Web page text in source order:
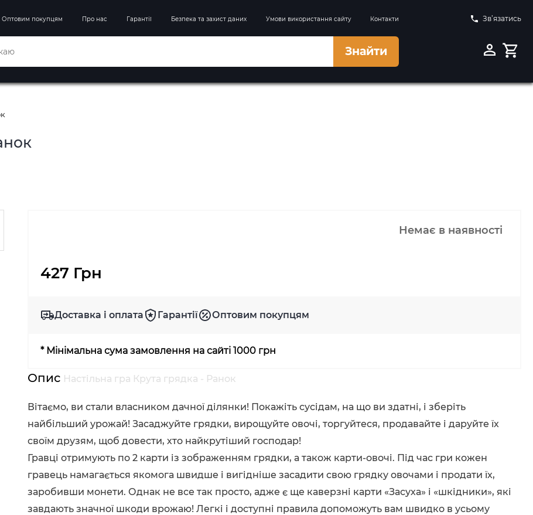
Оптовим покупцям Про нас Гарантії Безпека та захист даних Умови використання сайту Контакти Зв’язатись
Знайти
Немає в наявності
427 Грн
Доставка і оплата Гарантії Оптовим покупцям
* Мінімальна сума замовлення на сайті 1000 грн
Опис Настільна гра Крута грядка - Ранок
Вітаємо, ви стали власником дачної ділянки! Покажіть сусідам, на що ви здатні, і зберіть
найбільший урожай! Засаджуйте грядки, вирощуйте овочі, торгуйтеся, продавайте і даруйте їх
своїм друзям, щоб довести, хто найкрутіший господар!
Гравці отримують по 2 карти із зображенням грядки, а також карти-овочі. Під час гри кожен
гравець намагається якомога швидше і вигідніше засадити свою грядку овочами і продати їх,
заробивши монети. Однак не все так просто, адже є ще каверзні карти «Засуха» і «шкідники», які
завдають значної шкоди врожаю! Легкі і доступні правила допоможуть вам швидко в усьому